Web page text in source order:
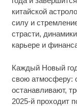
китайской
силу и
страсти,
карьере и
Каждый Новый
свою атмосферу:
останавливают,
2025-й проходит
от